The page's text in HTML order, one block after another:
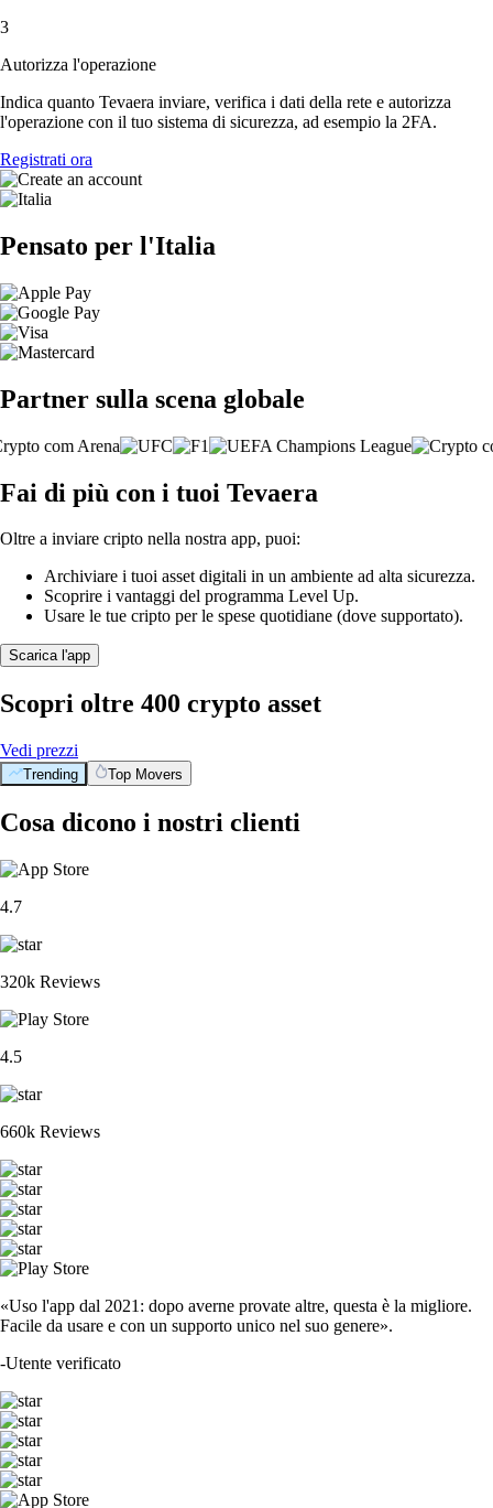
3
Autorizza l'operazione
Indica quanto Tevaera inviare, verifica i dati della rete e autorizza
l'operazione con il tuo sistema di sicurezza, ad esempio la 2FA.
Registrati ora
Pensato per l'Italia
Partner sulla scena globale
Fai di più con i tuoi Tevaera
Oltre a inviare cripto nella nostra app, puoi:
Archiviare i tuoi asset digitali in un ambiente ad alta sicurezza.
Scoprire i vantaggi del programma Level Up.
Usare le tue cripto per le spese quotidiane (dove supportato).
Scarica l'app
Scopri oltre 400 crypto asset
Vedi prezzi
Trending Top Movers
Cosa dicono i nostri clienti
4.7
320k Reviews
4.5
660k Reviews
«Uso l'app dal 2021: dopo averne provate altre, questa è la migliore.
Facile da usare e con un supporto unico nel suo genere».
-Utente verificato